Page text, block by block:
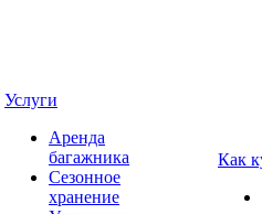
Услуги
Аренда
багажника
Сезонное
хранение
Как